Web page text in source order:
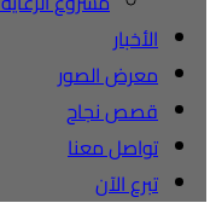
الأخبار
معرض الصور
قصص نجاح
تواصل معنا
تبرع الآن